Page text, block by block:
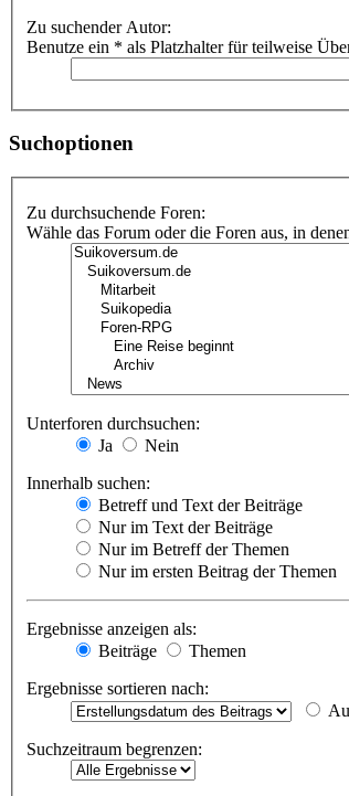
Zu suchender Autor:
Benutze ein * als Platzhalter für teilweise
Suchoptionen
Zu durchsuchende Foren:
Wähle das Forum oder die Foren aus, in
Unterforen durchsuchen:
Ja
Nein
Innerhalb suchen:
Betreff und Text der Beiträge
Nur im Text der Beiträge
Nur im Betreff der Themen
Nur im ersten Beitrag der Themen
Ergebnisse anzeigen als:
Beiträge
Themen
Ergebnisse sortieren nach:
Suchzeitraum begrenzen: